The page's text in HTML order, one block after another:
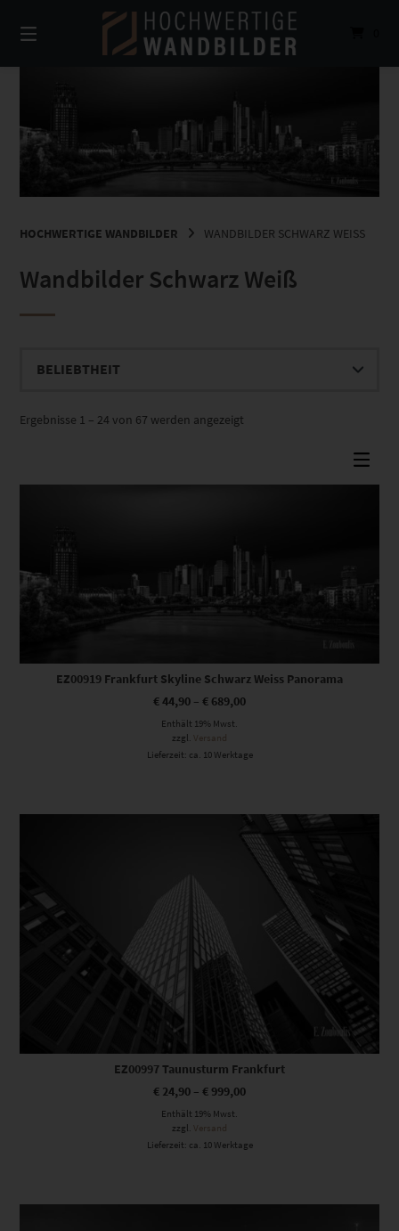
zum
Inhalt
HOCHWERTIGE WANDBILDER WANDBILDER SCHWARZ WEISS
Wandbilder Schwarz Weiß
Ergebnisse 1 – 24 von 67 werden angezeigt
Dieses Produkt weist mehrere Varianten auf. Die Optionen können auf der Produktseite gewählt werden
EZ00919 Frankfurt Skyline Schwarz Weiss Panorama
€44,90 – € 689,00
Enthält 19% Mwst.
zzgl. Versand
Lieferzeit: ca. 10 Werktage
Dieses Produkt weist mehrere Varianten auf. Die Optionen können auf der Produktseite gewählt werden
EZ00997 Taunusturm Frankfurt
€ 24,90 – € 999,00
Enthält 19% Mwst.
zzgl.
Versand
Lieferzeit: ca. 10 Werktage
Dieses Produkt weist mehrere Varianten auf. Die Optionen können auf der Produktseite gewählt werden